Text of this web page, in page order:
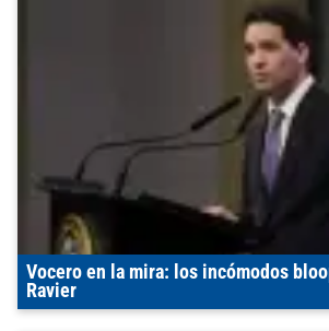
Vocero en la mira: los incómodos
Ravier